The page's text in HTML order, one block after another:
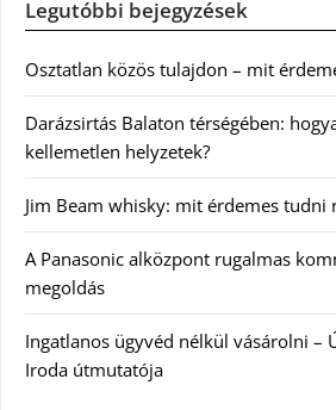
Legutóbbi bejegyzések
Osztatlan közös tulajdon – mit
Darázsirtás Balaton térségében:
kellemetlen helyzetek?
Jim Beam whisky: mit érdemes tudni
A Panasonic alközpont rugalmas
megoldás
Ingatlanos ügyvéd nélkül vásárolni –
Iroda útmutatója